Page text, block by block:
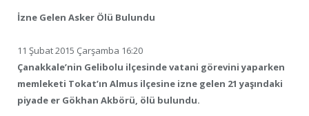
İzne Gelen Asker Ölü Bulundu
11 Şubat 2015 Çarşamba 16:20
Çanakkale’nin Gelibolu ilçesinde vatani görevini yaparken
memleketi Tokat’ın Almus ilçesine izne gelen 21 yaşındaki
piyade er Gökhan Akbörü, ölü bulundu.